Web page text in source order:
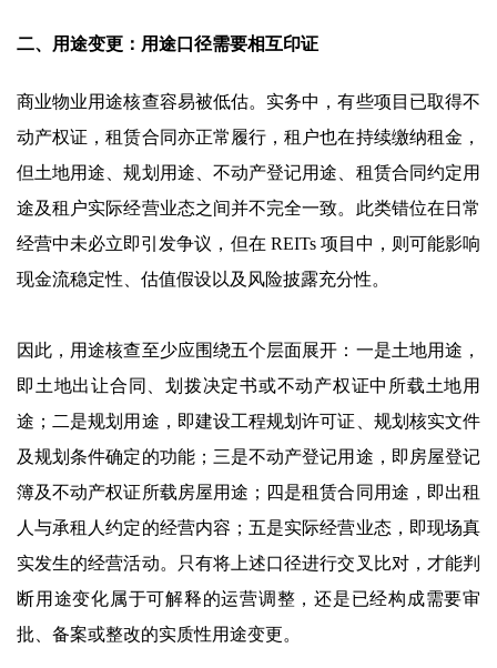
二、用途变更：用途口径需要相互印证
商业物业用途核查容易被低估。实务中，有些项目已取得不
动产权证，租赁合同亦正常履行，租户也在持续缴纳租金，
但土地用途、规划用途、不动产登记用途、租赁合同约定用
途及租户实际经营业态之间并不完全一致。此类错位在日常
经营中未必立即引发争议，但在 REITs 项目中，则可能影响
现金流稳定性、估值假设以及风险披露充分性。
因此，用途核查至少应围绕五个层面展开：一是土地用途，
即土地出让合同、划拨决定书或不动产权证中所载土地用
途；二是规划用途，即建设工程规划许可证、规划核实文件
及规划条件确定的功能；三是不动产登记用途，即房屋登记
簿及不动产权证所载房屋用途；四是租赁合同用途，即出租
人与承租人约定的经营内容；五是实际经营业态，即现场真
实发生的经营活动。只有将上述口径进行交叉比对，才能判
断用途变化属于可解释的运营调整，还是已经构成需要审
批、备案或整改的实质性用途变更。